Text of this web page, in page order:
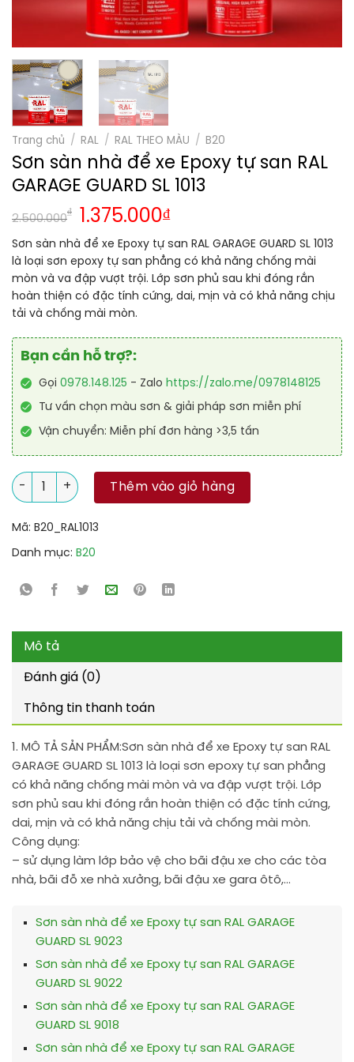
Trang chủ / RAL / RAL THEO MÀU / B20
Sơn sàn nhà để xe Epoxy tự san RAL
GARAGE GUARD SL 1013
2.500.000
₫ 1.375.000₫
Sơn sàn nhà để xe Epoxy tự san RAL GARAGE GUARD SL 1013
là loại sơn epoxy tự san phẳng có khả năng chống mài
mòn và va đập vượt trội. Lớp sơn phủ sau khi đóng rắn
hoàn thiện có đặc tính cứng, dai, mịn và có khả năng chịu
tải và chống mài mòn.
Bạn cần hỗ trợ?:
Gọi 0978.148.125 - Zalo https://zalo.me/0978148125
Tư vấn chọn màu sơn & giải pháp sơn miễn phí
Vận chuyển: Miễn phí đơn hàng >3,5 tấn
Sơn sàn nhà để xe Epoxy tự san RAL GARAGE GUARD SL 1013
Thêm vào giỏ hàng
Mã: B20_RAL1013
Danh mục: B20
Mô tả
Đánh giá (0)
Thông tin thanh toán
1. MÔ TẢ SẢN PHẨM:Sơn sàn nhà để xe Epoxy tự san RAL
GARAGE GUARD SL 1013 là loại sơn epoxy tự san phẳng
có khả năng chống mài mòn và va đập vượt trội. Lớp
sơn phủ sau khi đóng rắn hoàn thiện có đặc tính cứng,
dai, mịn và có khả năng chịu tải và chống mài mòn.
Công dụng:
– sử dụng làm lớp bảo vệ cho bãi đậu xe cho các tòa
nhà, bãi đỗ xe nhà xưởng, bãi đậu xe gara ôtô,…
Sơn sàn nhà để xe Epoxy tự san RAL GARAGE
GUARD SL 9023
Sơn sàn nhà để xe Epoxy tự san RAL GARAGE
GUARD SL 9022
Sơn sàn nhà để xe Epoxy tự san RAL GARAGE
GUARD SL 9018
Sơn sàn nhà để xe Epoxy tự san RAL GARAGE